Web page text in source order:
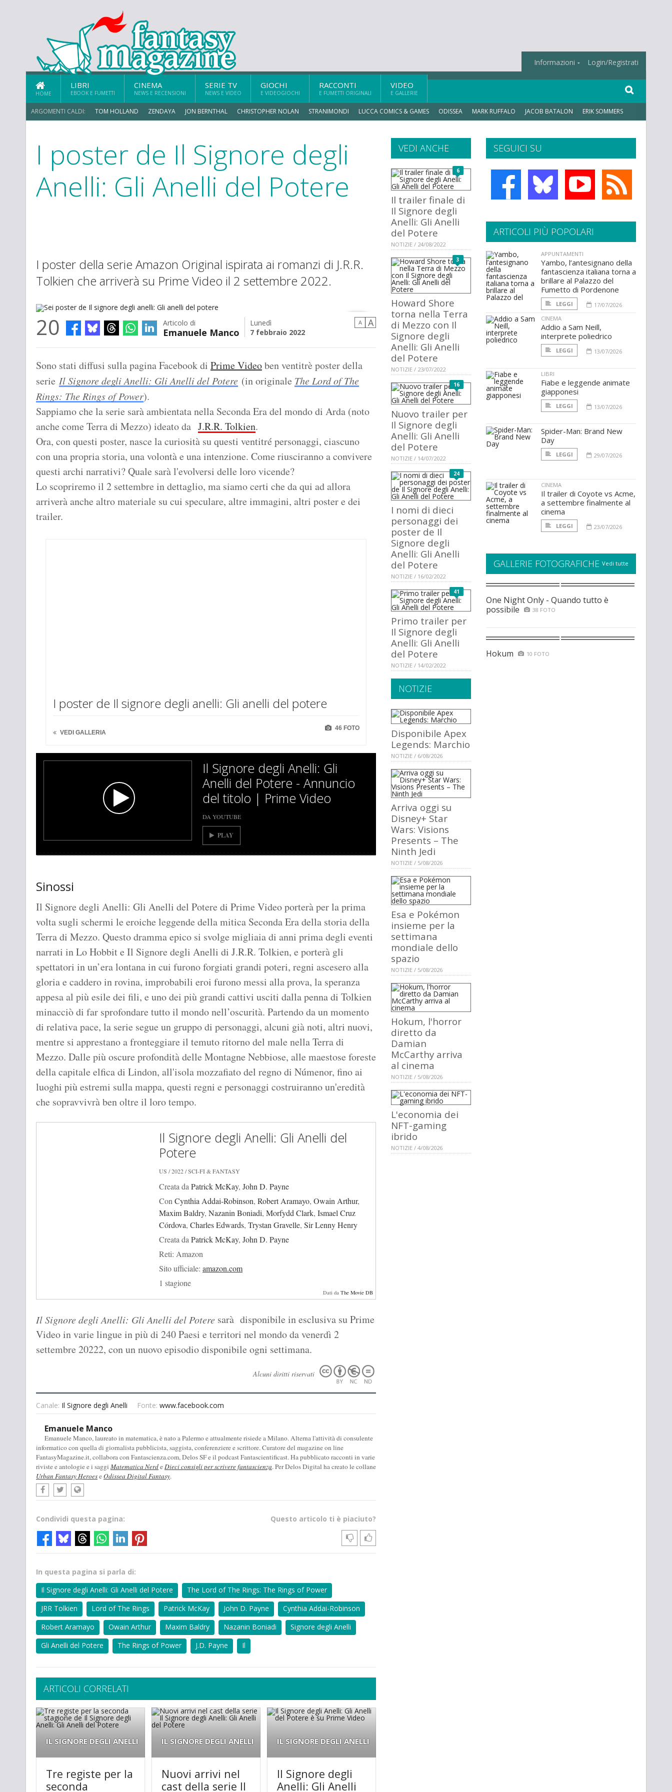
Informazioni Login/Registrati
HOME
LIBRI
EBOOK E FUMETTI
CINEMA
NEWS E RECENSIONI
SERIE TV
NEWS E VIDEO
GIOCHI
E VIDEOGIOCHI
RACCONTI
E FUMETTI ORIGINALI
VIDEO
E GALLERIE
ARGOMENTI CALDI: TOM HOLLAND ZENDAYA JON BERNTHAL CHRISTOPHER NOLAN STRANIMONDI LUCCA COMICS & GAMES ODISSEA MARK RUFFALO JACOB BATALON ERIK SOMMERS
I poster de Il Signore degli
Anelli: Gli Anelli del Potere
I poster della serie Amazon Original ispirata ai romanzi di J.R.R.
Tolkien che arriverà su Prime Video il 2 settembre 2022.
20 Articolo di
Emanuele Manco
Lunedì
7 febbraio 2022
A A
Sono stati diffusi sulla pagina Facebook di Prime Videoben ventitrè poster della
serie Il Signore degli Anelli: Gli Anelli del Potere (in originale The Lord of The
Rings: The Rings of Power).
Sappiamo che la serie sarà ambientata nella Seconda Era del mondo di Arda (noto
anche come Terra di Mezzo) ideato da J.R.R. Tolkien.
Ora, con questi poster, nasce la curiosità su questi ventitré personaggi, ciascuno
con una propria storia, una volontà e una intenzione. Come riusciranno a convivere
questi archi narrativi? Quale sarà l'evolversi delle loro vicende?
Lo scopriremo il 2 settembre in dettaglio, ma siamo certi che da qui ad allora
arriverà anche altro materiale su cui speculare, altre immagini, altri poster e dei
trailer.
I poster de Il signore degli anelli: Gli anelli del potere
VEDI GALLERIA
46 FOTO
Il Signore degli Anelli: Gli
Anelli del Potere - Annuncio
del titolo | Prime Video
DA YOUTUBE
PLAY
Sinossi
Il Signore degli Anelli: Gli Anelli del Potere di Prime Video porterà per la prima
volta sugli schermi le eroiche leggende della mitica Seconda Era della storia della
Terra di Mezzo. Questo dramma epico si svolge migliaia di anni prima degli eventi
narrati in Lo Hobbit e Il Signore degli Anelli di J.R.R. Tolkien, e porterà gli
spettatori in un’era lontana in cui furono forgiati grandi poteri, regni ascesero alla
gloria e caddero in rovina, improbabili eroi furono messi alla prova, la speranza
appesa al più esile dei fili, e uno dei più grandi cattivi usciti dalla penna di Tolkien
minacciò di far sprofondare tutto il mondo nell’oscurità. Partendo da un momento
di relativa pace, la serie segue un gruppo di personaggi, alcuni già noti, altri nuovi,
mentre si apprestano a fronteggiare il temuto ritorno del male nella Terra di
Mezzo. Dalle più oscure profondità delle Montagne Nebbiose, alle maestose foreste
della capitale elfica di Lindon, all'isola mozzafiato del regno di Númenor, fino ai
luoghi più estremi sulla mappa, questi regni e personaggi costruiranno un'eredità
che sopravvivrà ben oltre il loro tempo.
Il Signore degli Anelli: Gli Anelli del
Potere
US / 2022 / SCI-FI & FANTASY
Creata daPatrick McKay, John D. Payne
ConCynthia Addai-Robinson, Robert Aramayo, Owain Arthur,
Maxim Baldry, Nazanin Boniadi, Morfydd Clark, Ismael Cruz
Córdova, Charles Edwards, Trystan Gravelle, Sir Lenny Henry
Creata daPatrick McKay, John D. Payne
Reti: Amazon
Sito ufficiale: amazon.com
1 stagione
Dati da The Movie DB
Il Signore degli Anelli: Gli Anelli del Potere sarà disponibile in esclusiva su Prime
Video in varie lingue in più di 240 Paesi e territori nel mondo da venerdì 2
settembre 20222, con un nuovo episodio disponibile ogni settimana.
Alcuni diritti riservati
Canale: Il Signore degli Anelli Fonte: www.facebook.com
Emanuele Manco
Emanuele Manco, laureato in matematica, è nato a Palermo e attualmente risiede a Milano. Alterna l'attività di consulente
informatico con quella di giornalista pubblicista, saggista, conferenziere e scrittore. Curatore del magazine on line
FantasyMagazine.it, collabora con Fantascienza.com, Delos SF e il podcast Fantascientificast. Ha pubblicato racconti in varie
riviste e antologie e i saggi Matematica NerdeDieci consigli per scrivere fantascienza. Per Delos Digital ha creato le collane
Urban Fantasy HeroeseOdissea Digital Fantasy.
Questo articolo ti è piaciuto?
Condividi questa pagina:
In questa pagina si parla di:
Il Signore degli Anelli: Gli Anelli del Potere
The Lord of The Rings: The Rings of Power
JRR Tolkien
Lord of The Rings Patrick McKay John D. Payne
Cynthia Addai-Robinson
Robert Aramayo
Owain Arthur Maxim Baldry Nazanin Boniadi
Signore degli Anelli
Gli Anelli del Potere
The Rings of Power J.D. Payne Il
ARTICOLI CORRELATI
IL SIGNORE DEGLI ANELLI
Tre registe per la
seconda
IL SIGNORE DEGLI ANELLI
Nuovi arrivi nel
cast della serie Il
IL SIGNORE DEGLI ANELLI
Il Signore degli
Anelli: Gli Anelli
SEGUICI SU
VEDI ANCHE
6
Il trailer finale di
Il Signore degli
Anelli: Gli Anelli
del Potere
NOTIZIE / 24/08/2022
3
Howard Shore
torna nella Terra
di Mezzo con Il
Signore degli
Anelli: Gli Anelli
del Potere
NOTIZIE / 23/07/2022
16
Nuovo trailer per
Il Signore degli
Anelli: Gli Anelli
del Potere
NOTIZIE / 14/07/2022
24
I nomi di dieci
personaggi dei
poster de Il
Signore degli
Anelli: Gli Anelli
del Potere
NOTIZIE / 16/02/2022
41
Primo trailer per
Il Signore degli
Anelli: Gli Anelli
del Potere
NOTIZIE / 14/02/2022
NOTIZIE
Disponibile Apex
Legends: Marchio
NOTIZIE / 6/08/2026
Arriva oggi su
Disney+ Star
Wars: Visions
Presents – The
Ninth Jedi
NOTIZIE / 5/08/2026
Esa e Pokémon
insieme per la
settimana
mondiale dello
spazio
NOTIZIE / 5/08/2026
Hokum, l'horror
diretto da
Damian
McCarthy arriva
al cinema
NOTIZIE / 5/08/2026
L'economia dei
NFT-gaming
ibrido
NOTIZIE / 4/08/2026
ARTICOLI PIÙ POPOLARI
APPUNTAMENTI
Yambo, l’antesignano della
fantascienza italiana torna a
brillare al Palazzo del
Fumetto di Pordenone
LEGGI
17/07/2026
CINEMA
Addio a Sam Neill,
interprete poliedrico
LEGGI 13/07/2026
LIBRI
Fiabe e leggende animate
giapponesi
LEGGI 13/07/2026
Spider-Man: Brand New
Day
LEGGI 29/07/2026
CINEMA
Il trailer di Coyote vs Acme,
a settembre finalmente al
cinema
LEGGI 23/07/2026
GALLERIE FOTOGRAFICHE Vedi tutte
One Night Only - Quando tutto è
possibile
38 FOTO
Hokum 10 FOTO